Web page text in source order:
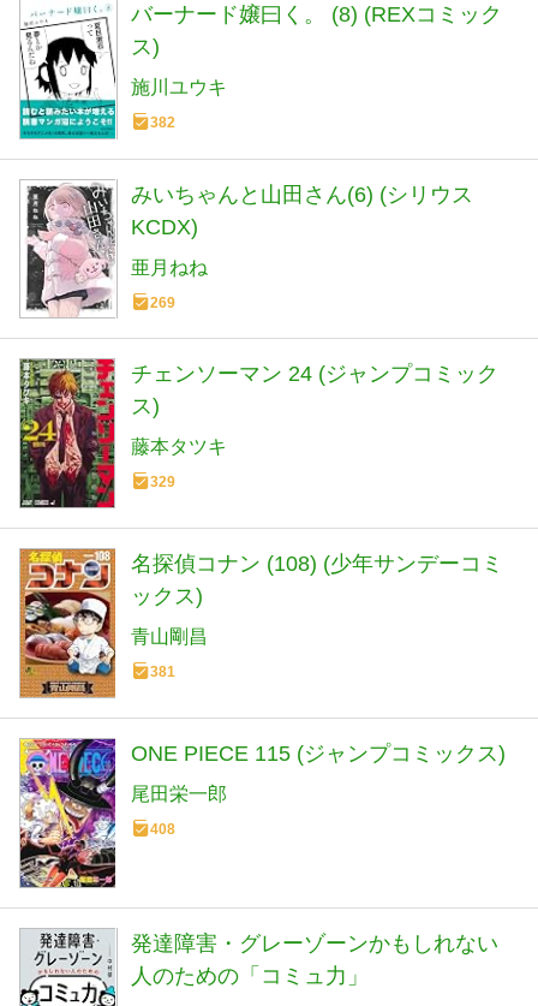
バーナード嬢曰く。 (8) (REXコミック
ス)
施川ユウキ
382
みいちゃんと山田さん(6) (シリウス
KCDX)
亜月ねね
269
チェンソーマン 24 (ジャンプコミック
ス)
藤本タツキ
329
名探偵コナン (108) (少年サンデーコミ
ックス)
青山剛昌
381
ONE PIECE 115 (ジャンプコミックス)
尾田栄一郎
408
発達障害・グレーゾーンかもしれない
人のための「コミュ力」